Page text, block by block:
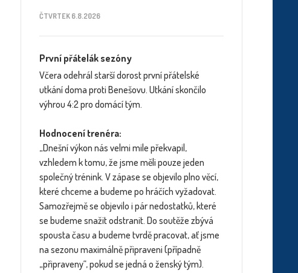
ČTVRTEK 6.8.2026
První přátelák sezóny
Včera odehrál starší dorost první přátelské
utkání doma proti Benešovu. Utkání skončilo
výhrou 4:2 pro domácí tým.
Hodnocení trenéra:
„Dnešní výkon nás velmi mile překvapil,
vzhledem k tomu, že jsme měli pouze jeden
společný trénink. V zápase se objevilo plno věcí,
které chceme a budeme po hráčích vyžadovat.
Samozřejmě se objevilo i pár nedostatků, které
se budeme snažit odstranit. Do soutěže zbývá
spousta času a budeme tvrdě pracovat, ať jsme
na sezonu maximálně připraveni (případně
„připraveny“, pokud se jedná o ženský tým).